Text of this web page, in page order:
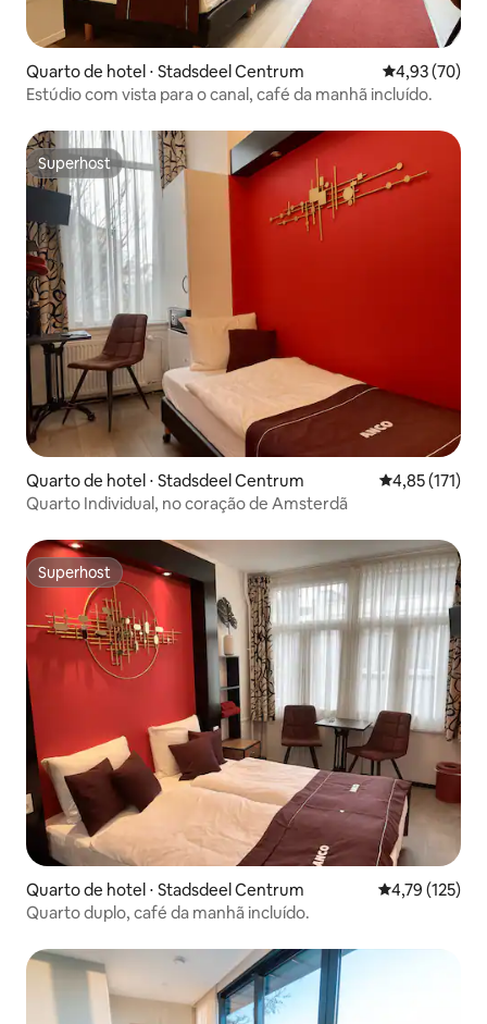
Quarto de hotel ⋅ Stadsdeel Centrum 4,93 de uma
4,93 (70)
Estúdio com vista para o canal, café da manhã incluído.
Superhost
Superhost
Quarto de hotel ⋅ Stadsdeel Centrum 4,85 de uma
4,85 (171)
Quarto Individual, no coração de Amsterdã
Superhost
Superhost
Quarto de hotel ⋅ Stadsdeel Centrum 4,79 de uma
4,79 (125)
Quarto duplo, café da manhã incluído.